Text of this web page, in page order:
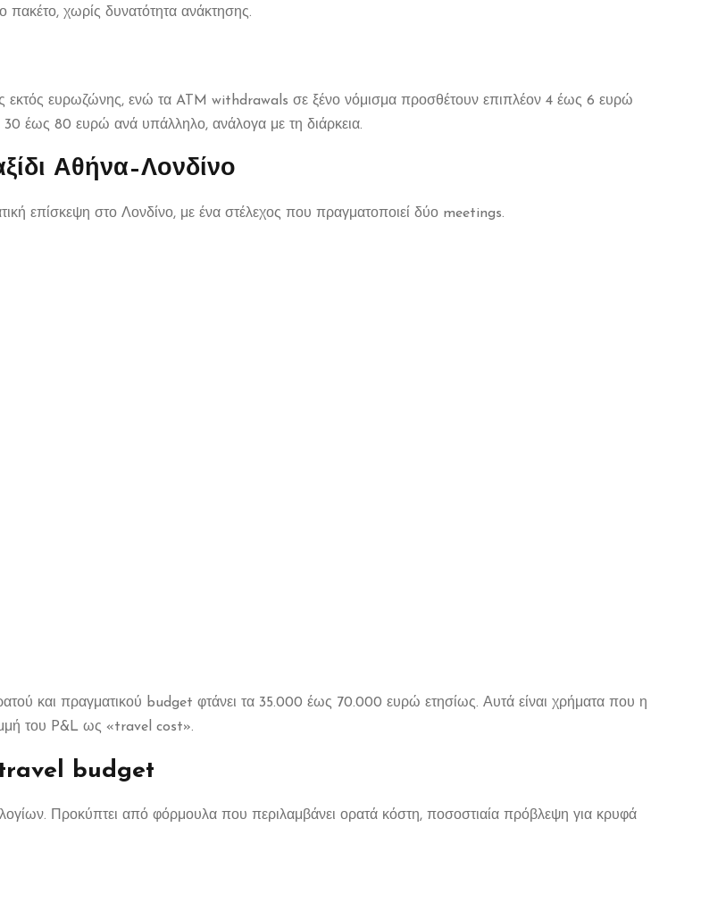
χωρίς δυνατότητα ανάκτησης.
εκτός ευρωζώνης, ενώ τα ATM withdrawals σε ξένο νόμισμα προσθέτουν επιπλέον 4 έως 6 ευρώ
30 έως 80 ευρώ ανά υπάλληλο, ανάλογα με τη διάρκεια.
Αθήνα–Λονδίνο
επίσκεψη στο Λονδίνο, με ένα στέλεχος που πραγματοποιεί δύο meetings.
και πραγματικού budget φτάνει τα 35.000 έως 70.000 ευρώ ετησίως. Αυτά είναι χρήματα που η
του P&L ως «travel cost».
budget
Προκύπτει από φόρμουλα που περιλαμβάνει ορατά κόστη, ποσοστιαία πρόβλεψη για κρυφά